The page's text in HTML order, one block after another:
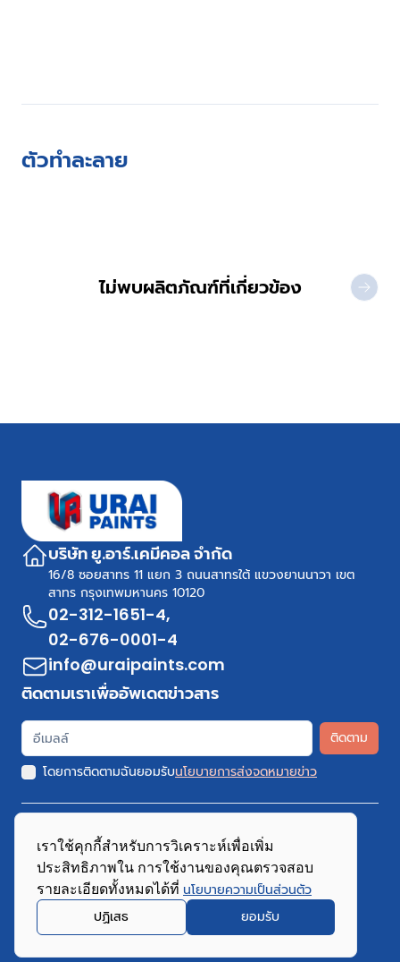
ตัวทำละลาย
ไม่พบผลิตภัณฑ์ที่เกี่ยวข้อง NEXT
บริษัท ยู.อาร์.เคมีคอล จำกัด
16/8 ซอยสาทร 11 แยก 3 ถนนสาทรใต้ แขวงยานนาวา เขต
สาทร กรุงเทพมหานคร 10120
02-312-1651-4,
02-676-0001-4
info@uraipaints.com
ติดตามเราเพื่ออัพเดตข่าวสาร
ติดตาม
โดยการติดตามฉันยอมรับนโยบายการส่งจดหมายข่าว
Copyright 2026 URAI Paints.Com All Rights Reserved
นโยบายความเป็นส่วนตัว
นโยบายคุกกี้
เราใช้คุกกี้สำหรับการวิเคราะห์เพื่อเพิ่ม
ประสิทธิภาพใน การใช้งานของคุณตรวจสอบ
รายละเอียดทั้งหมดได้ที่ นโยบายความเป็นส่วนตัว
ปฏิเสธ
ยอมรับ